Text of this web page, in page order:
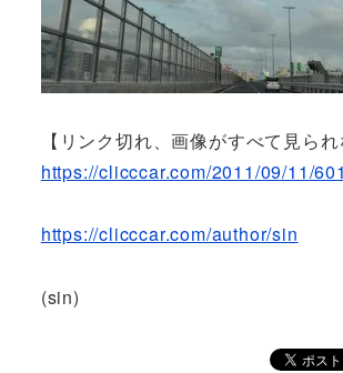
【リンク切れ、画像がすべて見ら
https://clicccar.com/2011/09/11/
https://clicccar.com/author/sin
(sin)